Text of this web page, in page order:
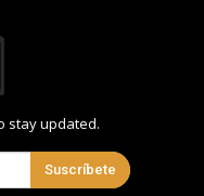
stay updated.
Suscríbete